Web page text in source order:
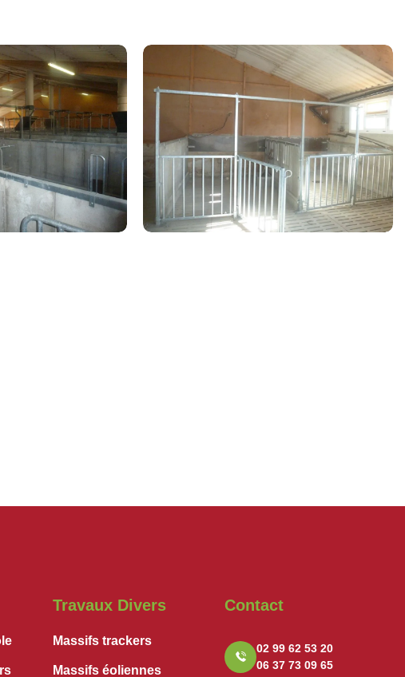
Travaux Divers
Massifs trackers
Massifs éoliennes
Contact
02 99 62 53 20
06 37 73 09 65